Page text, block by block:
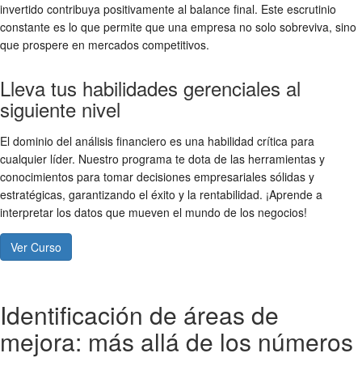
invertido contribuya positivamente al balance final. Este escrutinio
constante es lo que permite que una empresa no solo sobreviva, sino
que prospere en mercados competitivos.
Lleva tus habilidades gerenciales al
siguiente nivel
El dominio del análisis financiero es una habilidad crítica para
cualquier líder. Nuestro programa te dota de las herramientas y
conocimientos para tomar decisiones empresariales sólidas y
estratégicas, garantizando el éxito y la rentabilidad. ¡Aprende a
interpretar los datos que mueven el mundo de los negocios!
Ver Curso
Identificación de áreas de
mejora: más allá de los números